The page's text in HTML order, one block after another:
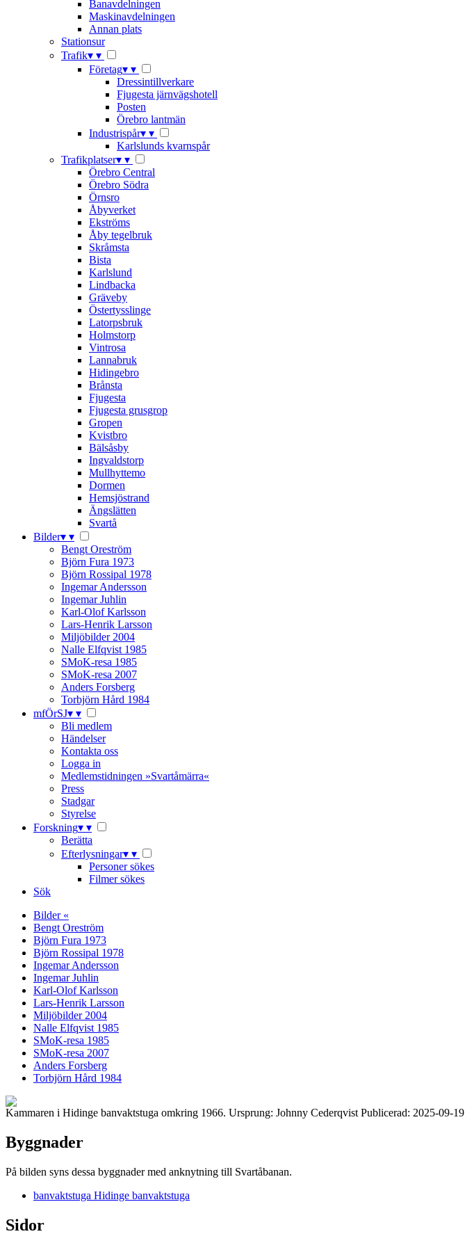
Banavdelningen
Maskinavdelningen
Annan plats
Stationsur
Trafik▾ ▾
Företag▾ ▾
Dressintillverkare
Fjugesta järnvägshotell
Posten
Örebro lantmän
Industrispår▾ ▾
Karlslunds kvarnspår
Trafikplatser▾ ▾
Örebro Central
Örebro Södra
Örnsro
Åbyverket
Ekströms
Åby tegelbruk
Skråmsta
Bista
Karlslund
Lindbacka
Gräveby
Östertysslinge
Latorpsbruk
Holmstorp
Vintrosa
Lannabruk
Hidingebro
Brånsta
Fjugesta
Fjugesta grusgrop
Gropen
Kvistbro
Bälsåsby
Ingvaldstorp
Mullhyttemo
Dormen
Hemsjöstrand
Ängslätten
Svartå
Bilder▾ ▾
Bengt Oreström
Björn Fura 1973
Björn Rossipal 1978
Ingemar Andersson
Ingemar Juhlin
Karl-Olof Karlsson
Lars-Henrik Larsson
Miljöbilder 2004
Nalle Elfqvist 1985
SMoK-resa 1985
SMoK-resa 2007
Anders Forsberg
Torbjörn Hård 1984
mfÖrSJ▾ ▾
Bli medlem
Händelser
Kontakta oss
Logga in
Medlemstidningen »Svartåmärra«
Press
Stadgar
Styrelse
Forskning▾ ▾
Berätta
Efterlysningar▾ ▾
Personer sökes
Filmer sökes
Sök
Bilder «
Bengt Oreström
Björn Fura 1973
Björn Rossipal 1978
Ingemar Andersson
Ingemar Juhlin
Karl-Olof Karlsson
Lars-Henrik Larsson
Miljöbilder 2004
Nalle Elfqvist 1985
SMoK-resa 1985
SMoK-resa 2007
Anders Forsberg
Torbjörn Hård 1984
Kammaren i Hidinge banvaktstuga omkring 1966. Ursprung: Johnny Cederqvist Publicerad: 2025-09-19
Byggnader
På bilden syns dessa byggnader med anknytning till Svartåbanan.
banvaktstuga Hidinge banvaktstuga
Sidor